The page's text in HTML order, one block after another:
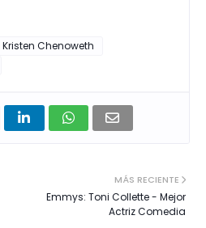
Kristen Chenoweth
MÁS RECIENTE
Emmys: Toni Collette - Mejor
Actriz Comedia